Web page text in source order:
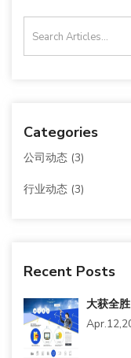
Categories
公司动态 (3)
行业动态 (3)
Recent Posts
大获全